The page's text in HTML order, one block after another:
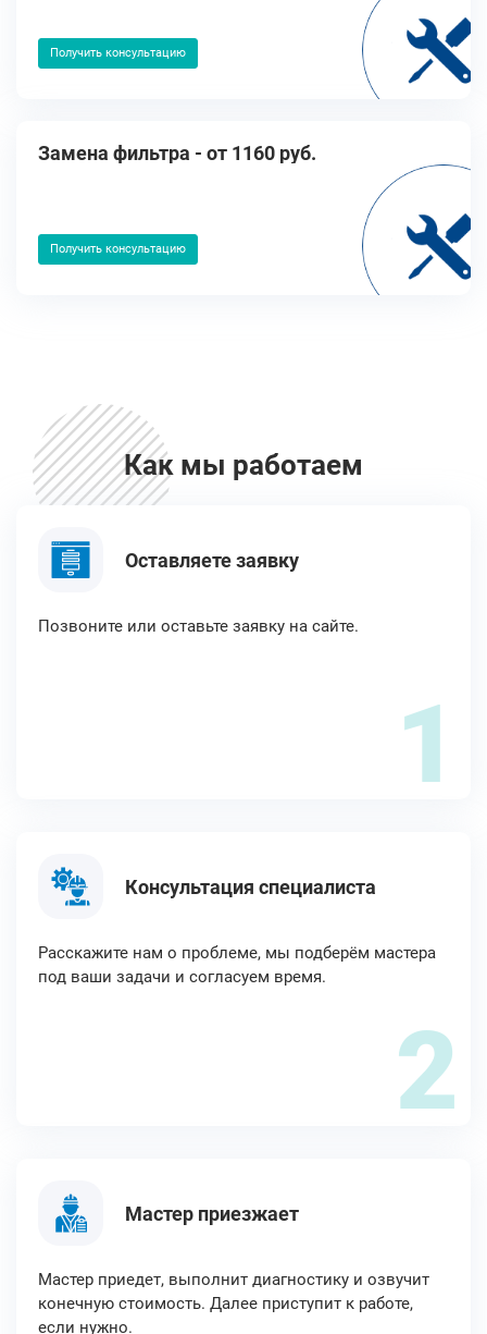
Получить консультацию
Замена фильтра - от 1160 руб.
Получить консультацию
Как мы работаем
Оставляете заявку
Позвоните или оставьте заявку на сайте.
1
Консультация специалиста
Расскажите нам о проблеме, мы подберём мастера
под ваши задачи и согласуем время.
2
Мастер приезжает
Мастер приедет, выполнит диагностику и озвучит
конечную стоимость. Далее приступит к работе,
если нужно.